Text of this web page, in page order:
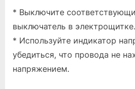
* Выключите
выключатель в электрощитке.
* Используйте индикатор
убедиться, что провода не
напряжением.